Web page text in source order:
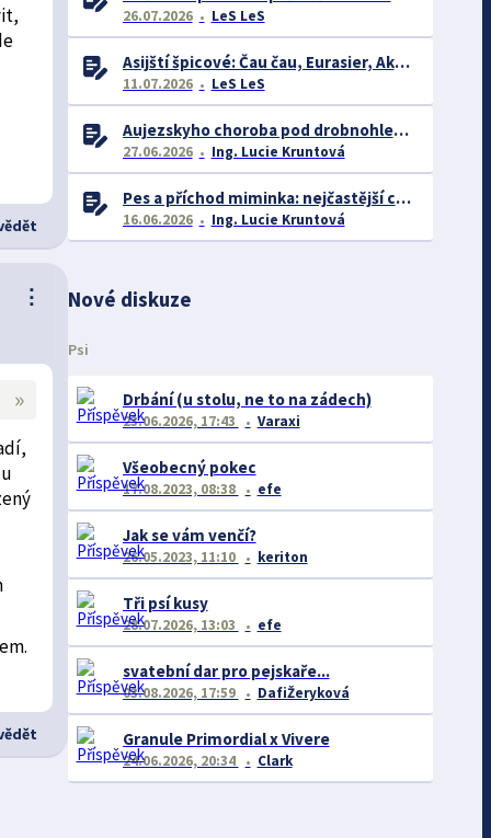
⋮
»
26.07.2026 LeS LeS
Asijští špicové: Čau čau, Eurasier, Akita inu a další
11.07.2026 LeS LeS
Aujezskyho choroba pod drobnohledem: proč se o ní nyní mluví více než dříve
27.06.2026 Ing. Lucie Kruntová
Pes a příchod miminka: nejčastější chyby majitelů a jak se jim vyhnout
16.06.2026 Ing. Lucie Kruntová
Nové diskuze
Psi
Drbání (u stolu, ne to na zádech)
23.06.2026, 17:43 Varaxi
Všeobecný pokec
17.08.2023, 08:38 efe
Jak se vám venčí?
26.05.2023, 11:10 keriton
Tři psí kusy
28.07.2026, 13:03 efe
svatební dar pro pejskaře...
03.08.2026, 17:59 DafiŽeryková
Granule Primordial x Vivere
24.06.2026, 20:34 Clark